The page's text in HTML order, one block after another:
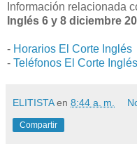
Información relacionada
Inglés 6 y 8 diciembre
- Horarios El Corte Inglés
- Teléfonos El Corte Inglés
ELITISTA en 8:44 a. m.
Compartir